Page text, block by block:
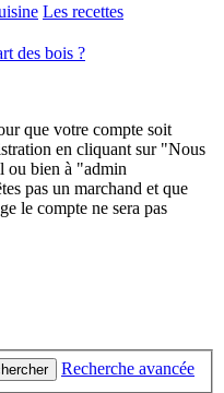
Les recettes
des bois ?
que votre compte soit
en cliquant sur "Nous
ou bien à "admin
pas un marchand et que
le compte ne sera pas
Recherche avancée